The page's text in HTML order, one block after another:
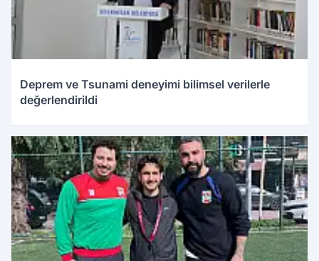
Deprem ve Tsunami deneyimi bilimsel verilerle
değerlendirildi